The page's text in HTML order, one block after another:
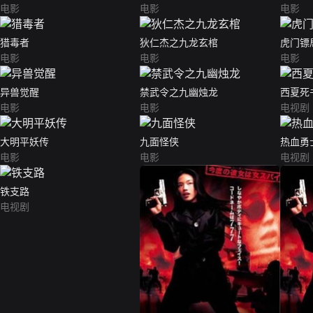
电影 电影 电影
猎毒者
电影
狄仁杰之九龙玄棺
电影
虎门镖
电影
异兽觉醒
电影
禁武令之九幽烛龙
电影
西夏死
电视剧
大明平妖传
电影
九面怪侠
电影
热血勇
电视剧
铁支路
电视剧